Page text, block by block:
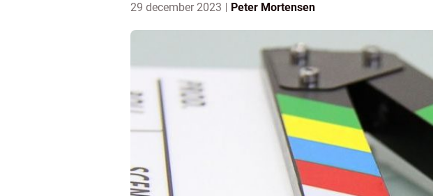
29 december 2023 Peter Mortensen